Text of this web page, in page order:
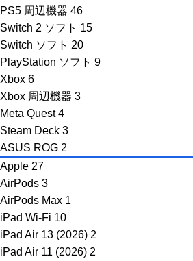
PS5 周辺機器 46
Switch 2 ソフト 15
Switch ソフト 20
PlayStation ソフト 9
Xbox 6
Xbox 周辺機器 3
Meta Quest 4
Steam Deck 3
ASUS ROG 2
Apple 27
AirPods 3
AirPods Max 1
iPad Wi-Fi 10
iPad Air 13 (2026) 2
iPad Air 11 (2026) 2